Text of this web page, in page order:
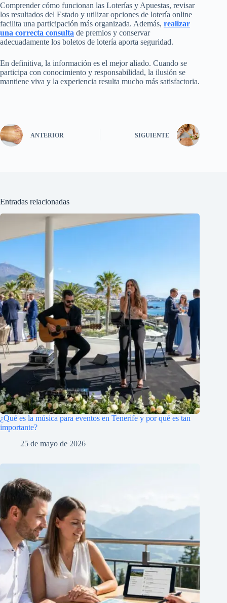
Comprender cómo funcionan las Loterías y Apuestas, revisar
los resultados del Estado y utilizar opciones de lotería online
facilita una participación más organizada. Además, realizar
una correcta consulta de premios y conservar
adecuadamente los boletos de lotería aporta seguridad.
En definitiva, la información es el mejor aliado. Cuando se
participa con conocimiento y responsabilidad, la ilusión se
mantiene viva y la experiencia resulta mucho más satisfactoria.
ANTERIOR SIGUIENTE
Entradas relacionadas
¿Qué es la música para eventos en Tenerife y por qué es tan
importante?
25 de mayo de 2026